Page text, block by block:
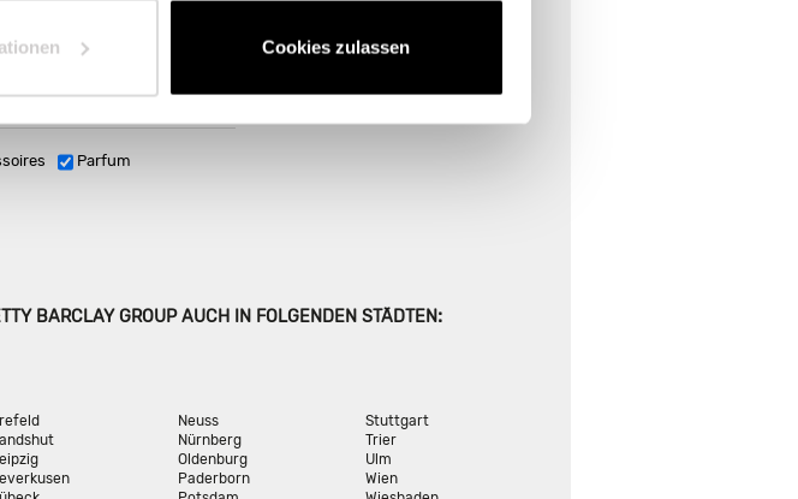
Cookies zulassen
Parfum
BARCLAY GROUP AUCH IN FOLGENDEN STÄDTEN:
Neuss
Nürnberg
Oldenburg
Paderborn
Stuttgart
Trier
Ulm
Wien